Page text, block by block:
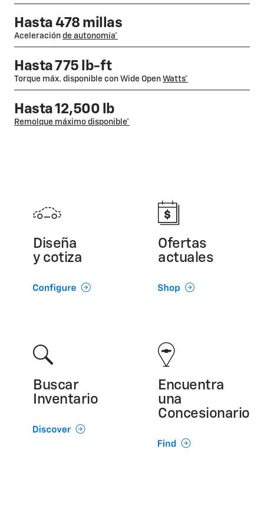
Hasta 478 millas
Aceleración de autonomía*
Hasta 775 lb-ft
Torque máx. disponible con Wide Open Watts*
Hasta 12,500 lb
Remolque máximo disponible*
Diseña
y cotiza
Ofertas
actuales
Buscar
Inventario
Encuentra
una
Concesionario